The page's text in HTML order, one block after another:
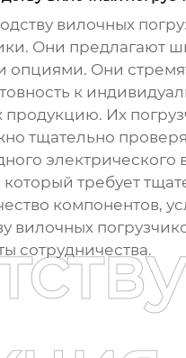
вилочных
Они предлагают
Они
к
Их
тщательно
электрического
требует
вилочных
сотрудничества.